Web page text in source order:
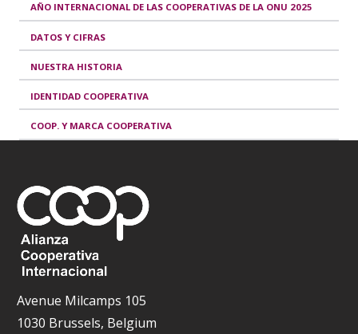
AÑO INTERNACIONAL DE LAS COOPERATIVAS DE LA ONU 2025
DATOS Y CIFRAS
NUESTRA HISTORIA
IDENTIDAD COOPERATIVA
COOP. Y MARCA COOPERATIVA
Avenue Milcamps 105
1030 Brussels, Belgium